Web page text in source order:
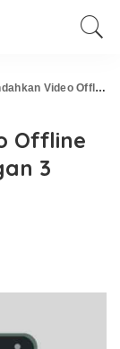
YouTube ke SD Card dengan 3 Langkah ini
Offline
3